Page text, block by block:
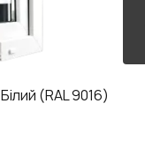
Білий (RAL 9016)